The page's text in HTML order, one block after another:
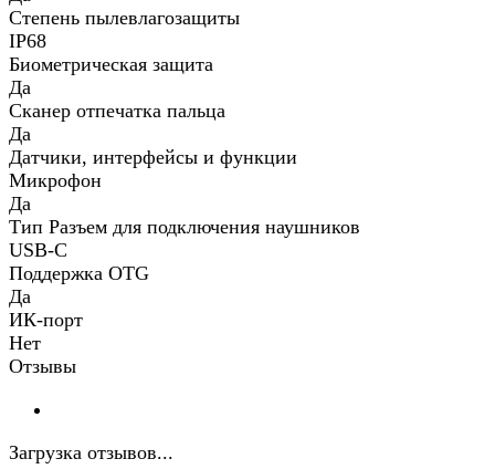
Степень пылевлагозащиты
IP68
Биометрическая защита
Да
Сканер отпечатка пальца
Да
Датчики, интерфейсы и функции
Микрофон
Да
Тип Разъем для подключения наушников
USB-C
Поддержка OTG
Да
ИК-порт
Нет
Отзывы
Загрузка отзывов...